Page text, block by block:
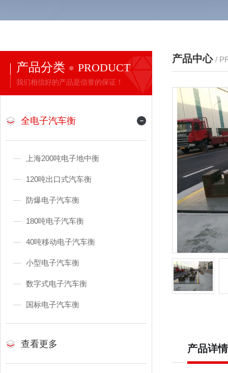
产品分类 PRODUCT
我们相信好的产品是信誉的保证！
全电子汽车衡
上海200吨电子地中衡
120吨出口式汽车衡
防爆电子汽车衡
180吨电子汽车衡
40吨移动电子汽车衡
小型电子汽车衡
数字式电子汽车衡
国标电子汽车衡
查看更多
产品中心 /
产品详情